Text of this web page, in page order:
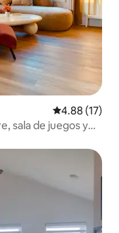
Calificación
4.88 (17)
sala de juegos y